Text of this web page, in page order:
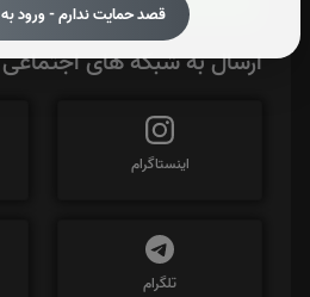
قصد حمایت ندارم - ورود
ارسال به شبکه های اجتماعی
اینستاگرام
تلگرام